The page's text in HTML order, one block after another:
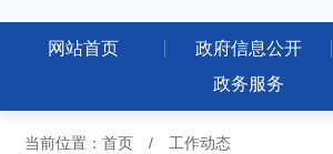
网站首页 政府信息公开
政务服务
当前位置： 首页 / 工作动态